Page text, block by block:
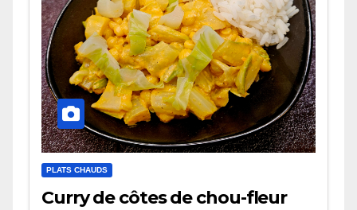
PLATS CHAUDS
Curry de côtes de chou-fleur